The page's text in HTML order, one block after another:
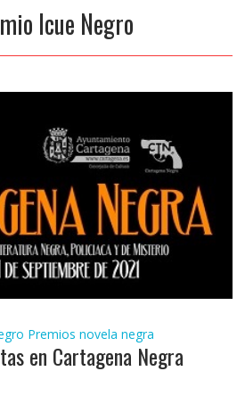
Icue Negro
Premios novela negra
en Cartagena Negra